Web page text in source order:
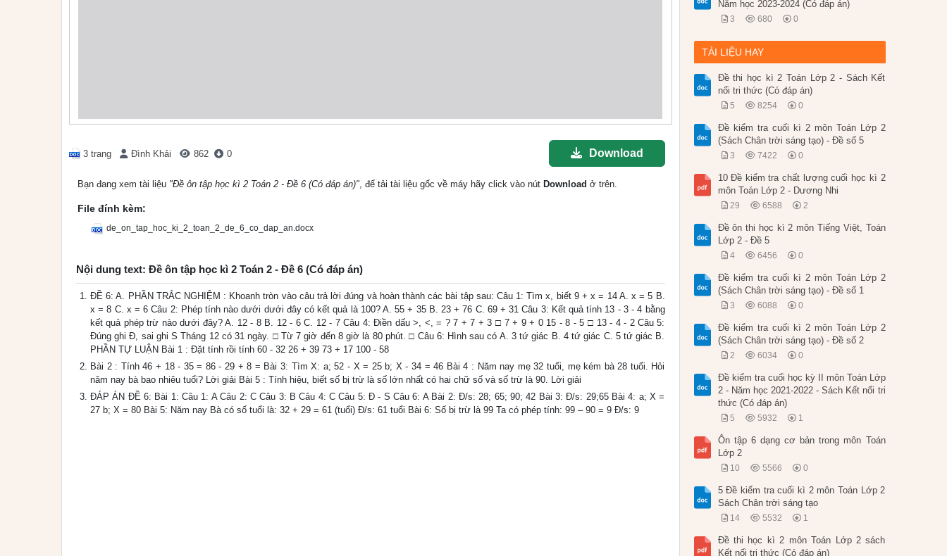
3 trang Đình Khải 862 0 Download
Bạn đang xem tài liệu "Đề ôn tập học kì 2 Toán 2 - Đề 6 (Có đáp án)", để tải tài liệu gốc về máy hãy click vào nút Download ở trên.
File đính kèm:
de_on_tap_hoc_ki_2_toan_2_de_6_co_dap_an.docx
Nội dung text: Đề ôn tập học kì 2 Toán 2 - Đề 6 (Có đáp án)
ĐỀ 6: A. PHẦN TRẮC NGHIỆM : Khoanh tròn vào câu trả lời đúng và hoàn thành các bài tập sau: Câu 1: Tìm x, biết 9 + x = 14 A. x = 5 B.
x = 8 C. x = 6 Câu 2: Phép tính nào dưới dưới đây có kết quả là 100? A. 55 + 35 B. 23 + 76 C. 69 + 31 Câu 3: Kết quả tính 13 - 3 - 4 bằng
kết quả phép trừ nào dưới đây? A. 12 - 8 B. 12 - 6 C. 12 - 7 Câu 4: Điền dấu >, <, = ? 7 + 7 + 3 □ 7 + 9 + 0 15 - 8 - 5 □ 13 - 4 - 2 Câu 5:
Đúng ghi Đ, sai ghi S Tháng 12 có 31 ngày. □ Từ 7 giờ đến 8 giờ là 80 phút. □ Câu 6: Hình sau có A. 3 tứ giác B. 4 tứ giác C. 5 tứ giác B.
PHẦN TỰ LUẬN Bài 1 : Đặt tính rồi tính 60 - 32 26 + 39 73 + 17 100 - 58
Bài 2 : Tính 46 + 18 - 35 = 86 - 29 + 8 = Bài 3: Tìm X: a; 52 - X = 25 b; X - 34 = 46 Bài 4 : Năm nay mẹ 32 tuổi, mẹ kém bà 28 tuổi. Hỏi
năm nay bà bao nhiêu tuổi? Lời giải Bài 5 : Tính hiệu, biết số bị trừ là số lớn nhất có hai chữ số và số trừ là 90. Lời giải
ĐÁP ÁN ĐỀ 6: Bài 1: Câu 1: A Câu 2: C Câu 3: B Câu 4: C Câu 5: Đ - S Câu 6: A Bài 2: Đ/s: 28; 65; 90; 42 Bài 3: Đ/s: 29;65 Bài 4: a; X =
27 b; X = 80 Bài 5: Năm nay Bà có số tuổi là: 32 + 29 = 61 (tuổi) Đ/s: 61 tuổi Bài 6: Số bị trừ là 99 Ta có phép tính: 99 – 90 = 9 Đ/s: 9
Năm học 2023-2024 (Có đáp án)
3 680 0
TÀI LIỆU HAY
Đề thi học kì 2 Toán Lớp 2 - Sách Kết
nối tri thức (Có đáp án)
5 8254 0
Đề kiểm tra cuối kì 2 môn Toán Lớp 2
(Sách Chân trời sáng tạo) - Đề số 5
3 7422 0
10 Đề kiểm tra chất lượng cuối học kì 2
môn Toán Lớp 2 - Dương Nhi
29 6588 2
Đề ôn thi học kì 2 môn Tiếng Việt, Toán
Lớp 2 - Đề 5
4 6456 0
Đề kiểm tra cuối kì 2 môn Toán Lớp 2
(Sách Chân trời sáng tạo) - Đề số 1
3 6088 0
Đề kiểm tra cuối kì 2 môn Toán Lớp 2
(Sách Chân trời sáng tạo) - Đề số 2
2 6034 0
Đề kiểm tra cuối học kỳ II môn Toán Lớp
2 - Năm học 2021-2022 - Sách Kết nối tri
thức (Có đáp án)
5 5932 1
Ôn tập 6 dạng cơ bản trong môn Toán
Lớp 2
10 5566 0
5 Đề kiểm tra cuối kì 2 môn Toán Lớp 2
Sách Chân trời sáng tạo
14 5532 1
Đề thi học kì 2 môn Toán Lớp 2 sách
Kết nối tri thức (Có đáp án)